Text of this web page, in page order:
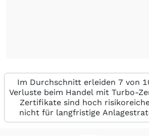
Im Durchschnitt erleiden 7 von
Verluste beim Handel mit Turbo-
Zertifikate sind hoch
nicht für langfristige